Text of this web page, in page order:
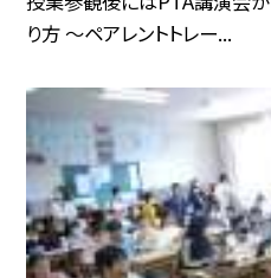
り方 〜ペアレントトレー...